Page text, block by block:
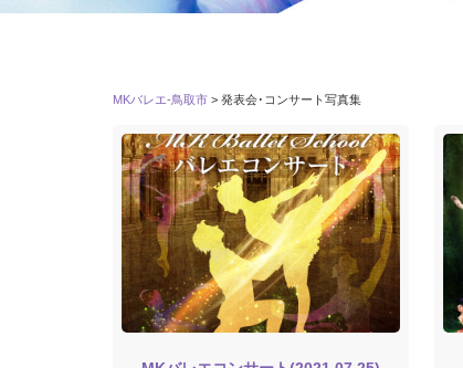
MKバレエ-鳥取市 > 発表会･コンサート写真集